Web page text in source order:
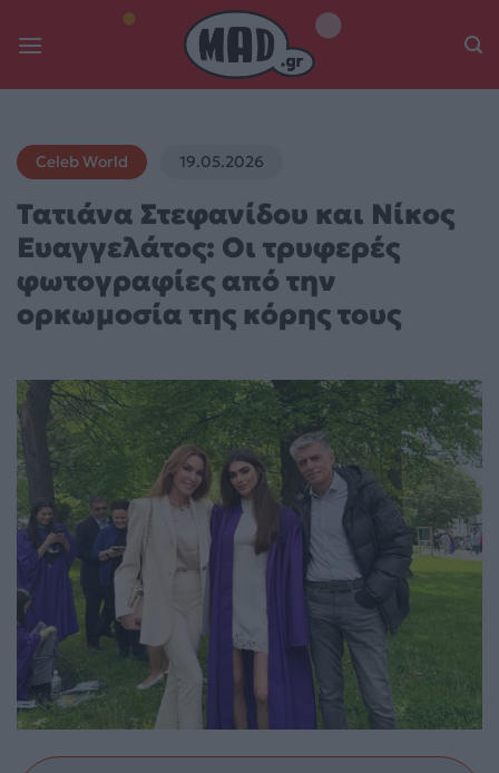
Celeb World 19.05.2026
Τατιάνα Στεφανίδου και Νίκος
Ευαγγελάτος: Οι τρυφερές
φωτογραφίες από την
ορκωμοσία της κόρης τους